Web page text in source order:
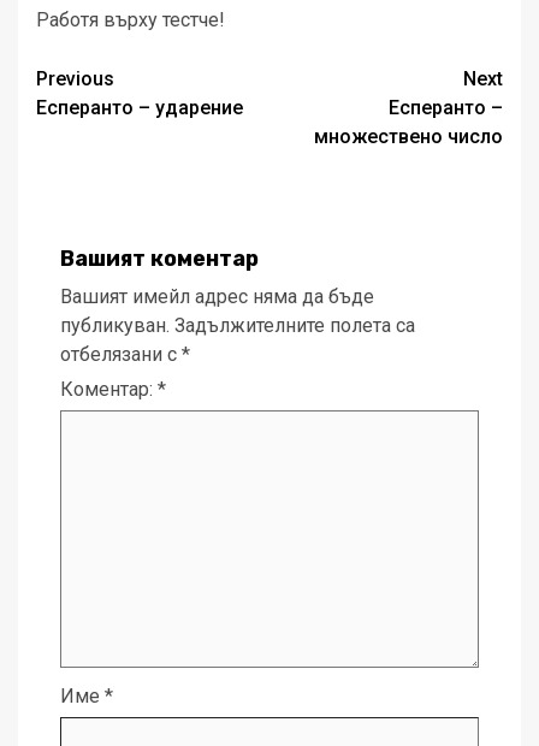
Работя върху тестче!
Post
navigation
Previous
Есперанто – ударение
Next
Есперанто –
множествено число
Вашият коментар
Вашият имейл адрес няма да бъде
публикуван. Задължителните полета са
отбелязани с *
Коментар: *
Име *